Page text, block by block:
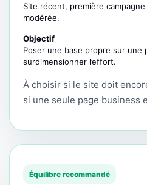
Site récent, première
modérée.
Objectif
Poser une base propre sur une
surdimensionner l’effort.
À choisir si le site doit
si une seule page business
Équilibre recommandé